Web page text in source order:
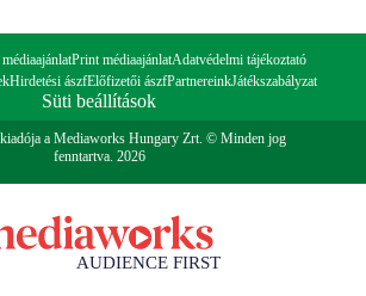
Print médiaajánlatAdatvédelmi tájékoztató
Hirdetési ászfElőfizetői ászfPartnereinkJátékszabályzat
Süti beállítások
a Mediaworks Hungary Zrt. © Minden jog
fenntartva. 2026